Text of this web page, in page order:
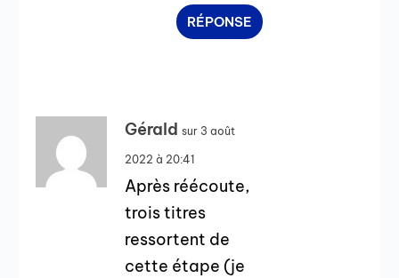
RÉPONSE
Gérald sur 3 août
2022 à 20:41
Après réécoute,
trois titres
ressortent de
cette étape (je